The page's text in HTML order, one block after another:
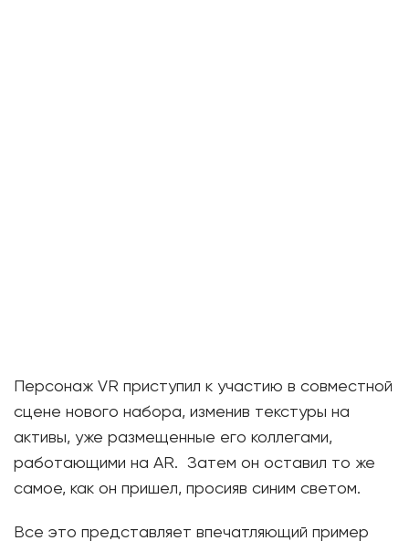
Персонаж VR приступил к участию в совместной
сцене нового набора, изменив текстуры на
активы, уже размещенные его коллегами,
работающими на AR. Затем он оставил то же
самое, как он пришел, просияв синим светом.
Все это представляет впечатляющий пример